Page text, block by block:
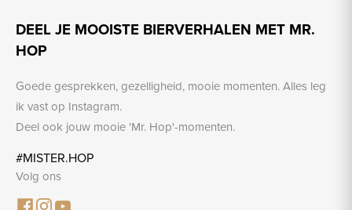
DEEL JE MOOISTE BIERVERHALEN MET MR.
HOP
Goede gesprekken, gezelligheid, mooie momenten. Alles leg
ik vast op Instagram.
Deel ook jouw mooie 'Mr. Hop'-momenten.
#MISTER.HOP
Volg ons